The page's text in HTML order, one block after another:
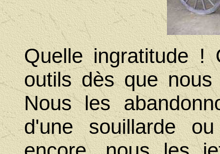
Quelle ingratitude !
outils dès que
Nous les
d'une souillarde